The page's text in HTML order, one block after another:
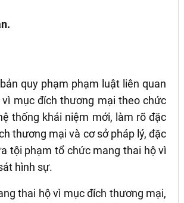
quy phạm phạm luật liên quan
mục đích thương mại theo chức
thống khái niệm mới, làm rõ đặc
thương mại và cơ sở pháp lý, đặc
tội phạm tổ chức mang thai hộ vì
hình sự.
thai hộ vì mục đích thương mại,